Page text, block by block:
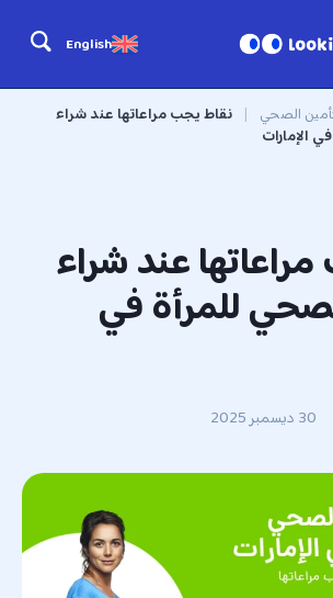
English
الصحي | نقاط يجب مراعاتها عند شراء
الإمارات
عند شراء
للمرأة في
30 ديسمبر 2025